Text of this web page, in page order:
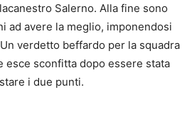
Salerno. Alla fine sono
ad avere la meglio, imponendosi
verdetto beffardo per la squadra
esce sconfitta dopo essere stata
i due punti.